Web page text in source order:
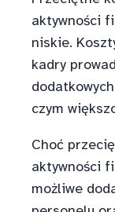
aktywności
niskie.
kadry
czym
Choć
aktywności
możliwe